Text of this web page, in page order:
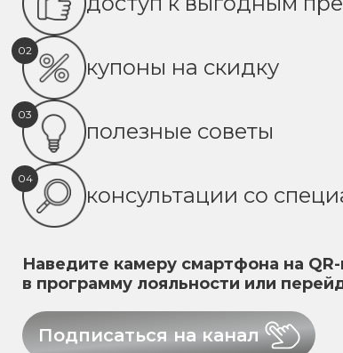
02
купоны на скидку
03
полезные советы
04
консультации со
Наведите камеру смартфона на
в программу лояльности или
Подписаться на канал